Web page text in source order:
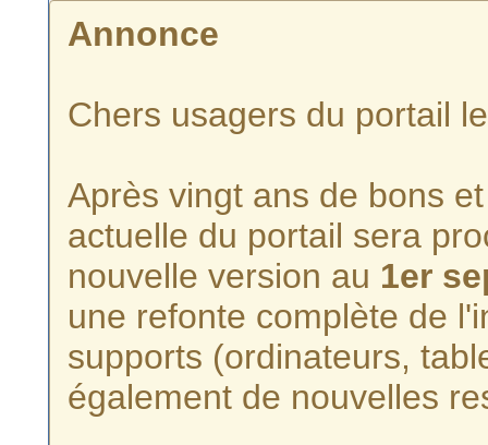
Annonce
Chers usagers du portail
Après vingt ans de bons
actuelle du portail sera
nouvelle version au 1er
une refonte complète de
supports (ordinateurs,
également de nouvelles